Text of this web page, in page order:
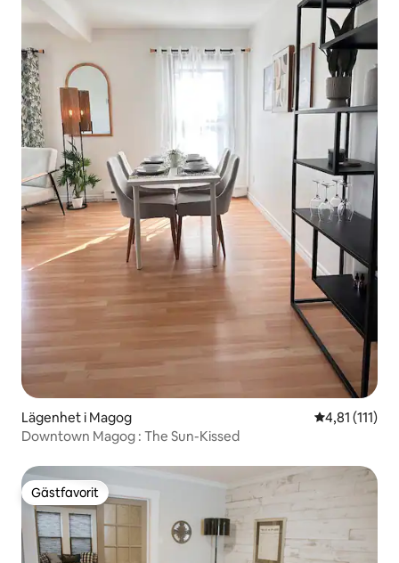
Lägenhet i Magog 4,81 av 5 i
4,81 (111)
Downtown Magog : The Sun-Kissed
Gästfavorit
Gästfavorit